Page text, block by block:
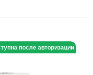
после авторизации